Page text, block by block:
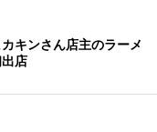
キンさん店主のラーメ
店